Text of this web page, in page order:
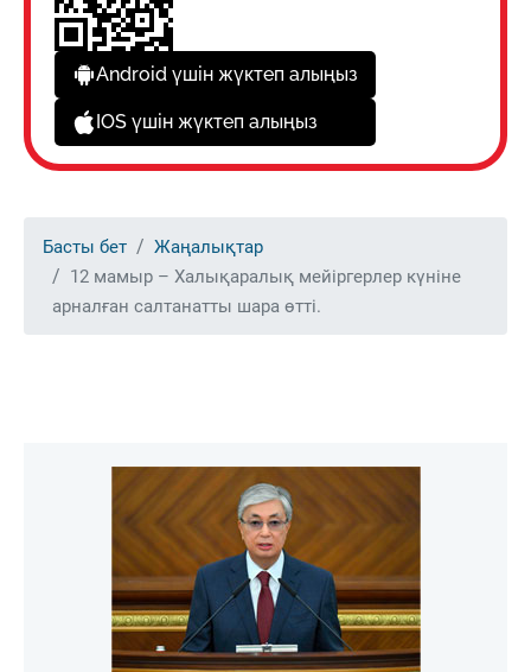
Android үшін жүктеп алыңыз
IOS үшін жүктеп алыңыз
Басты бет
Жаңалықтар
12 мамыр – Халықаралық мейіргерлер күніне
арналған салтанатты шара өтті.